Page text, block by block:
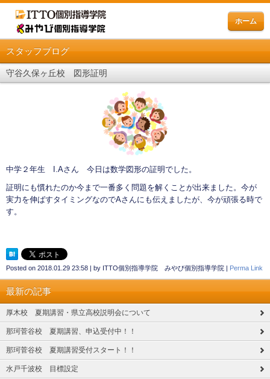
ホーム
スタッフブログ
守谷久保ヶ丘校 図形証明
中学２年生 I.Aさん 今日は数学図形の証明でした。
証明にも慣れたのか今まで一番多く問題を解くことが出来ました。今が
実力を伸ばすタイミングなのでAさんにも伝えましたが、今が頑張る時で
す。
Posted on 2018.01.29 23:58 | by ITTO個別指導学院 みやび個別指導学院 | Perma Link
最新の記事
厚木校 夏期講習・県立高校説明会について
那珂菅谷校 夏期講習、申込受付中！！
那珂菅谷校 夏期講習受付スタート！！
水戸千波校 目標設定